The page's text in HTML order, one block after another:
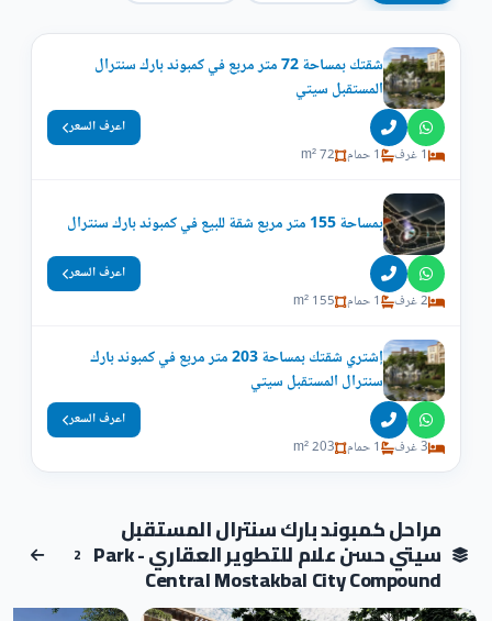
شقتك بمساحة 72 متر مربع في كمبوند بارك سنترال
المستقبل سيتي
1 غرف 1 حمام 72 m²
اعرف السعر
بمساحة 155 متر مربع شقة للبيع في كمبوند بارك سنترال
2 غرف 1 حمام 155 m²
اعرف السعر
إشتري شقتك بمساحة 203 متر مربع في كمبوند بارك
سنترال المستقبل سيتي
3 غرف 1 حمام 203 m²
اعرف السعر
مراحل كمبوند بارك سنترال المستقبل
سيتي حسن علام للتطوير العقاري - Park
Central Mostakbal City Compound
2